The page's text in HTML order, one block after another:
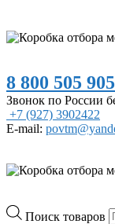
8 800 505
Звонок по России
+7 (927) 3902422
E-mail:
Поиск товаров